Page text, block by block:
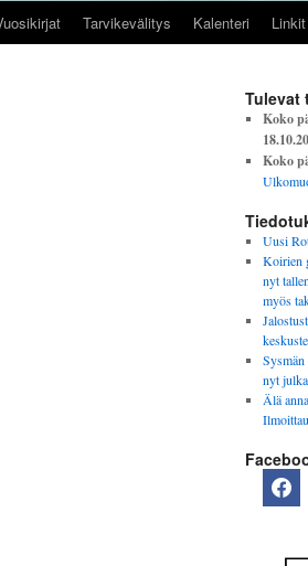
Tarvikevälitys Kalenteri Linkit
Tulevat
Koko
Koko
Uusi
Koirien
nyt
myös
nyt
Älä